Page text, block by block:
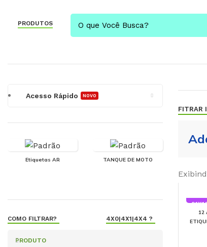
PRODUTOS
Acesso Rápido NOVO
Etiquetas AR TANQUE DE MOTO
COMO FILTRAR? 4X0|4X1|4X4 ?
PRODUTO
FITRAR
12